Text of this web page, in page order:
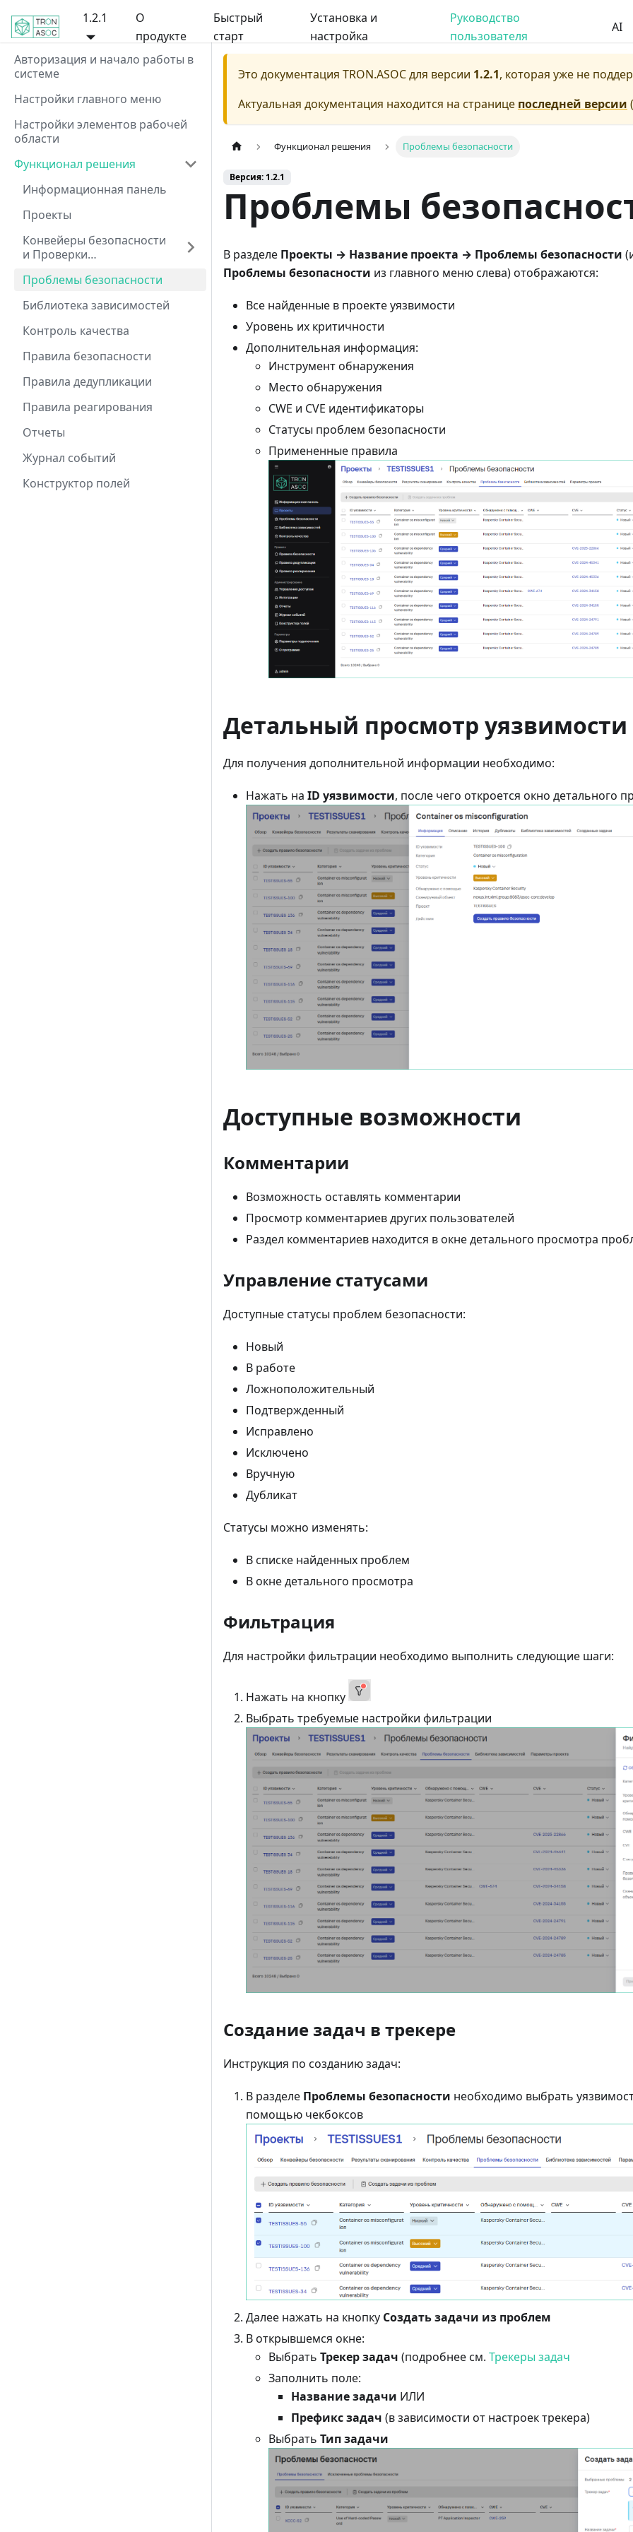
1.2.1
О
продукте
Быстрый
старт
Установка и
настройка
Руководство
пользователя
AI
Авторизация и начало работы в
системе
Настройки главного меню
Настройки элементов рабочей
области
Функционал решения
Информационная панель
Проекты
Конвейеры безопасности
и Проверки
Проблемы безопасности
Библиотека зависимостей
Контроль качества
Правила безопасности
Правила дедупликации
Правила реагирования
Отчеты
Журнал событий
Конструктор полей
Это документация TRON.ASOCдля версии 1.2.1, которая уже не
Актуальная документация находится на странице последней версии (
Функционал решения Проблемы безопасности
Версия: 1.2.1
Проблемы
В разделе Проекты → Название проекта → Проблемы безопасности
Проблемы безопасности из главного меню слева) отображаются:
Все найденные в проекте уязвимости
Уровень их критичности
Дополнительная информация:
Инструмент обнаружения
Место обнаружения
CWE и CVE идентификаторы
Статусы проблем безопасности
Примененные правила
Детальный просмотр уязвимости
Для получения дополнительной информации необходимо:
Нажать на ID уязвимости, после чего откроется окно детального
Доступные возможности
Комментарии
Возможность оставлять комментарии
Просмотр комментариев других пользователей
Раздел комментариев находится в окне детального просмотра
Управление статусами
Доступные статусы проблем безопасности:
Новый
В работе
Ложноположительный
Подтвержденный
Исправлено
Исключено
Вручную
Дубликат
Статусы можно изменять:
В списке найденных проблем
В окне детального просмотра
Фильтрация
Для настройки фильтрации необходимо выполнить следующие шаги:
Нажать на кнопку
Выбрать требуемые настройки фильтрации
Создание задач в трекере
Инструкция по созданию задач:
В разделе Проблемы безопасности необходимо выбрать
помощью чекбоксов
Далее нажать на кнопку Создать задачи из проблем
В открывшемся окне:
Выбрать Трекер задач (подробнее см. Трекеры задач
Заполнить поле:
Название задачи ИЛИ
Префикс задач (в зависимости от настроек трекера)
Выбрать Тип задачи